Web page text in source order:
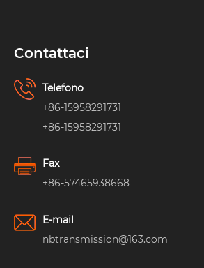
Contattaci
Telefono
+86-15958291731
+86-15958291731
Fax
+86-57465938668
E-mail
nbtransmission@163.com